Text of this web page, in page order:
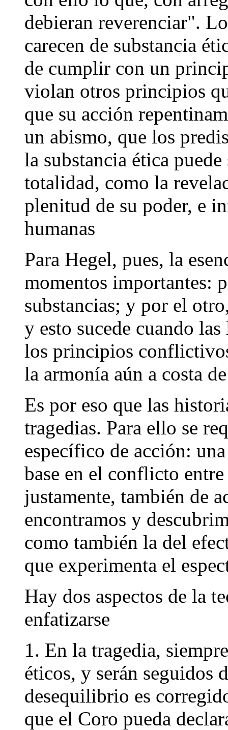
debieran reverenciar".
carecen de substancia
de cumplir con un
violan otros principios
que su acción
un abismo, que los
la substancia ética
totalidad, como la
plenitud de su poder, e
humanas
Para Hegel, pues, la
momentos importantes:
substancias; y por el
y esto sucede cuando
los principios
la armonía aún a costa
Es por eso que las
tragedias. Para ello se
específico de acción:
base en el conflicto
justamente, también de
encontramos y
como también la del
que experimenta el
Hay dos aspectos de la
enfatizarse
1. En la tragedia,
éticos, y serán seguidos
desequilibrio es
que el Coro pueda